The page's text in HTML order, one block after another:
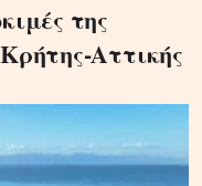
της
Αττικής